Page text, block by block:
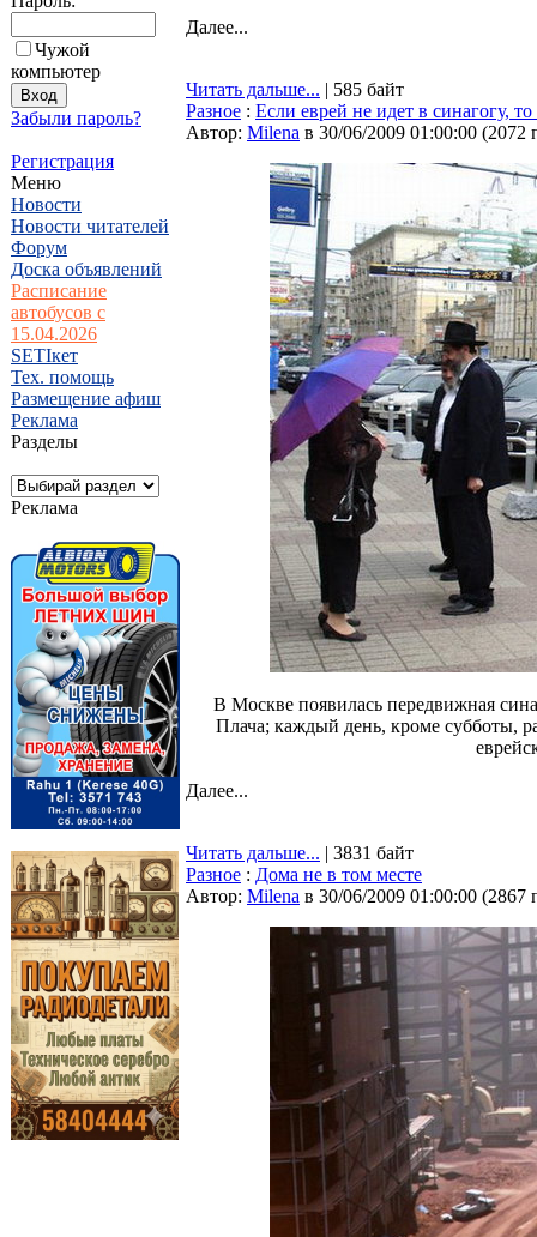
Чужой
компьютер
Забыли пароль?
Регистрация
Меню
Новости
Новости читателей
Форум
Доска объявлений
Расписание
автобусов с
15.04.2026
SETIкет
Тех. помощь
Размещение афиш
Реклама
Разделы
Реклама
Далее...
Читать дальше... | 585 байт
Разное : Если еврей не идет в синагогу,
Автор: Milena в 30/06/2009 01:00:00 (2072
В Москве появилась передвижная
Плача; каждый день, кроме субботы,
Далее...
Читать дальше... | 3831 байт
Разное : Дома не в том месте
Автор: Milena в 30/06/2009 01:00:00 (2867